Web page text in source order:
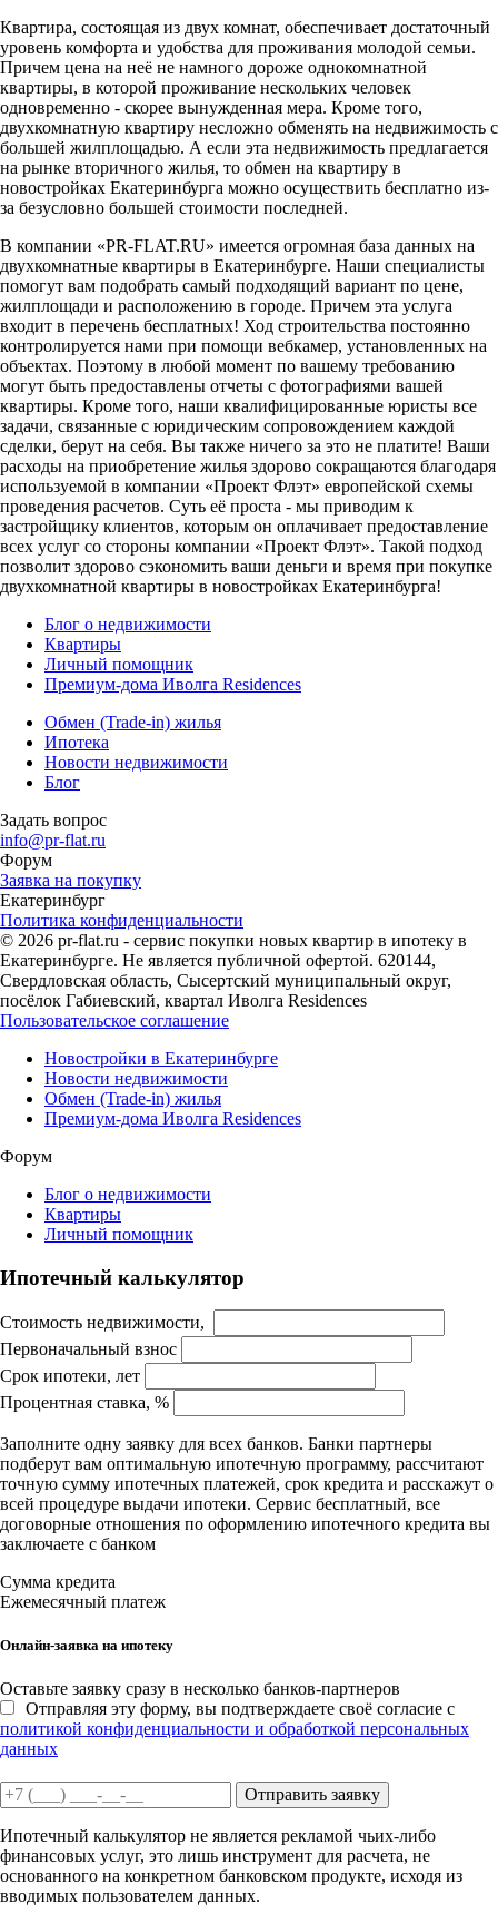
Квартира, состоящая из двух комнат, обеспечивает достаточный
уровень комфорта и удобства для проживания молодой семьи.
Причем цена на неё не намного дороже однокомнатной
квартиры, в которой проживание нескольких человек
одновременно - скорее вынужденная мера. Кроме того,
двухкомнатную квартиру несложно обменять на недвижимость с
большей жилплощадью. А если эта недвижимость предлагается
на рынке вторичного жилья, то обмен на квартиру в
новостройках Екатеринбурга можно осуществить бесплатно из-
за безусловно большей стоимости последней.
В компании «PR-FLAT.RU» имеется огромная база данных на
двухкомнатные квартиры в Екатеринбурге. Наши специалисты
помогут вам подобрать самый подходящий вариант по цене,
жилплощади и расположению в городе. Причем эта услуга
входит в перечень бесплатных! Ход строительства постоянно
контролируется нами при помощи вебкамер, установленных на
объектах. Поэтому в любой момент по вашему требованию
могут быть предоставлены отчеты с фотографиями вашей
квартиры. Кроме того, наши квалифицированные юристы все
задачи, связанные с юридическим сопровождением каждой
сделки, берут на себя. Вы также ничего за это не платите! Ваши
расходы на приобретение жилья здорово сокращаются благодаря
используемой в компании «Проект Флэт» европейской схемы
проведения расчетов. Суть её проста - мы приводим к
застройщику клиентов, которым он оплачивает предоставление
всех услуг со стороны компании «Проект Флэт». Такой подход
позволит здорово сэкономить ваши деньги и время при покупке
двухкомнатной квартиры в новостройках Екатеринбурга!
Блог о недвижимости
Квартиры
Личный помощник
Премиум-дома Иволга Residences
Обмен (Trade-in) жилья
Ипотека
Новости недвижимости
Блог
Задать вопрос
info@pr-flat.ru
Форум
Заявка на покупку
Екатеринбург
Политика конфиденциальности
© 2026 pr-flat.ru - сервис покупки новых квартир в ипотеку в
Екатеринбурге. Не является публичной офертой. 620144,
Свердловская область, Сысертский муниципальный округ,
посёлок Габиевский, квартал Иволга Residences
Пользовательское соглашение
Новостройки в Екатеринбурге
Новости недвижимости
Обмен (Trade-in) жилья
Премиум-дома Иволга Residences
Форум
Блог о недвижимости
Квартиры
Личный помощник
Ипотечный калькулятор
Стоимость недвижимости,
Первоначальный взнос
Срок ипотеки, лет
Процентная ставка, %
Заполните одну заявку для всех банков. Банки партнеры
подберут вам оптимальную ипотечную программу, рассчитают
точную сумму ипотечных платежей, срок кредита и расскажут о
всей процедуре выдачи ипотеки. Сервис бесплатный, все
договорные отношения по оформлению ипотечного кредита вы
заключаете с банком
Сумма кредита
Ежемесячный платеж
Онлайн-заявка на ипотеку
Оставьте заявку сразу в несколько банков-партнеров
Отправляя эту форму, вы подтверждаете своё согласие с
политикой конфиденциальности и обработкой персональных
данных
Отправить заявку
Ипотечный калькулятор не является рекламой чьих-либо
финансовых услуг, это лишь инструмент для расчета, не
основанного на конкретном банковском продукте, исходя из
вводимых пользователем данных.